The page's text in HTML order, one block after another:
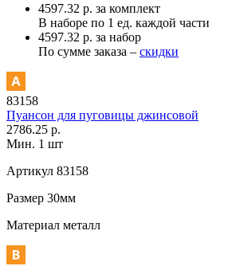
4597.32 р. за комплект
В наборе по 1 ед. каждой части
4597.32 р. за набор
По сумме заказа – скидки
83158
Пуансон для пуговицы джинсовой
2786.25 р.
Мин. 1 шт
Артикул 83158
Размер 30мм
Материал металл